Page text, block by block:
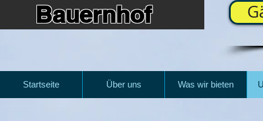
Bauernhof
Startseite Über uns Was wir bieten